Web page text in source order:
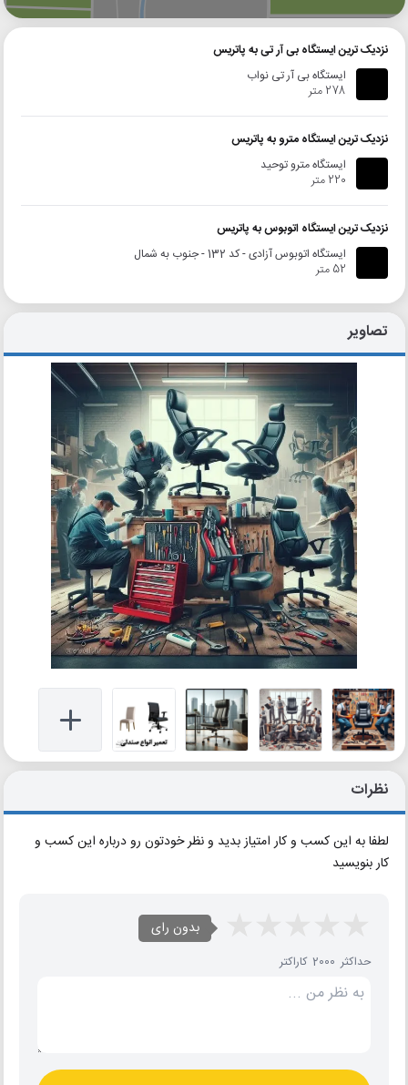
نزدیک ترین ایستگاه بی آر تی به پاتریس
ایستگاه بی آر تی نواب
278 متر
نزدیک ترین ایستگاه مترو به پاتریس
ایستگاه مترو توحید
220 متر
نزدیک ترین ایستگاه اتوبوس به پاتریس
ایستگاه اتوبوس آزادی - کد 132 - جنوب به شمال
52 متر
تصاویر
نظرات
لطفا به این کسب و کار امتیاز بدید و نظر خودتون رو درباره این کسب و
کار بنویسید
بدون رای
حداکثر 2000 کاراکتر